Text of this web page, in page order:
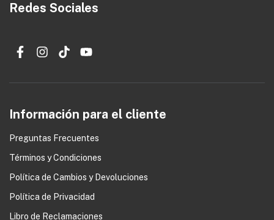
Redes Sociales
Información para el cliente
Preguntas Frecuentes
Términos y Condiciones
Política de Cambios y Devoluciones
Política de Privacidad
Libro de Reclamaciones